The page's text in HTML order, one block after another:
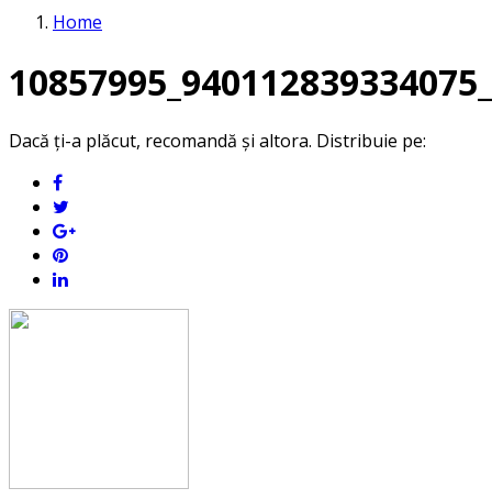
Home
Dacă ți-a plăcut, recomandă și altora. Distribuie pe: